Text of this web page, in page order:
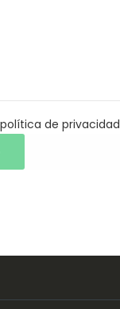
política de